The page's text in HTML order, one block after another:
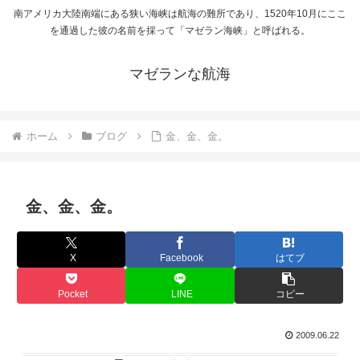
南アメリカ大陸南端にある狭い海峡は航海の難所であり、1520年10月にここ
を通過した彼の名前を採って「マゼラン海峡」と呼ばれる。
マゼランな航海
ホーム ブログ 金、金、金。
金、金、金。
X Facebook はてブ
Pocket LINE コピー
2009.06.22